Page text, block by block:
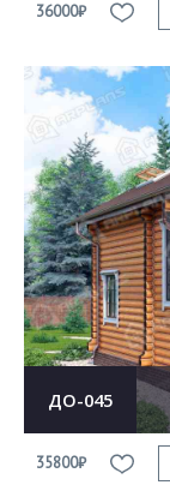
36000₽
ДО-045
35800₽